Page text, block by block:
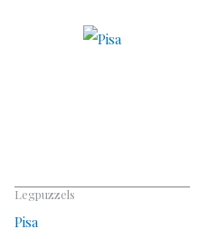
Legpuzzels
Pisa